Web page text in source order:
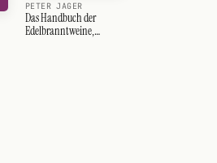
PETER JAGER
Das Handbuch der
Edelbranntweine,